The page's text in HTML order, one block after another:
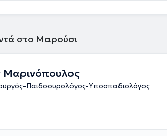
στο Μαρούσι
Μαρινόπουλος
Παιδοουρολόγος-Υποσπαδιολόγος